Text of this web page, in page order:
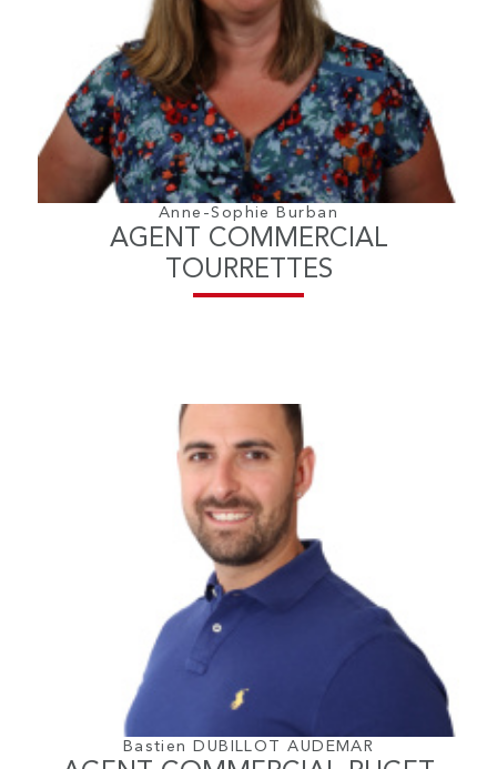
Anne-Sophie Burban
AGENT COMMERCIAL
TOURRETTES
Bastien DUBILLOT AUDEMAR